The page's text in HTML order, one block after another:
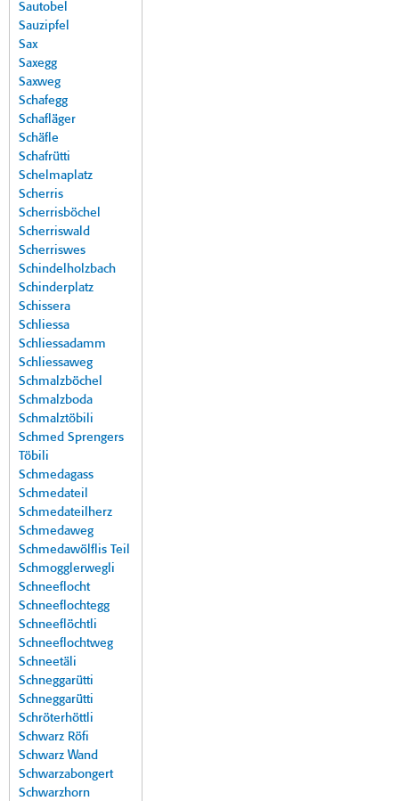
Sautobel
Sauzipfel
Sax
Saxegg
Saxweg
Schafegg
Schafläger
Schäfle
Schafrütti
Schelmaplatz
Scherris
Scherrisböchel
Scherriswald
Scherriswes
Schindelholzbach
Schinderplatz
Schissera
Schliessa
Schliessadamm
Schliessaweg
Schmalzböchel
Schmalzboda
Schmalztöbili
Schmed Sprengers
Töbili
Schmedagass
Schmedateil
Schmedateilherz
Schmedaweg
Schmedawölflis Teil
Schmogglerwegli
Schneeflocht
Schneeflochtegg
Schneeflöchtli
Schneeflochtweg
Schneetäli
Schneggarütti
Schneggarütti
Schröterhöttli
Schwarz Röfi
Schwarz Wand
Schwarzabongert
Schwarzhorn